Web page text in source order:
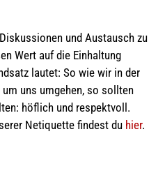
und Austausch zu
Wert auf die Einhaltung
lautet: So wie wir in der
uns umgehen, so sollten
höflich und respektvoll.
Netiquette findest du hier.